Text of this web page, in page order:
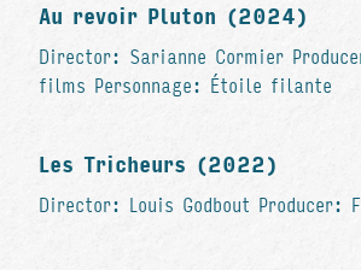
Au revoir Pluton (2024)
Director: Sarianne Cormier
films Personnage: Étoile filante
Les Tricheurs (2022)
Director: Louis Godbout Producer: